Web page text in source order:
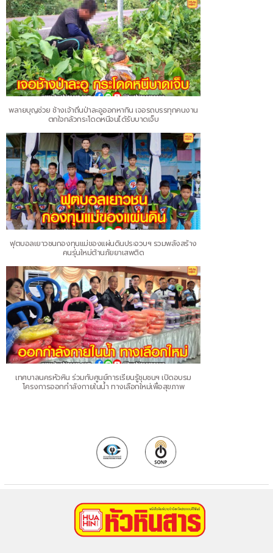
พลายบุญช่วย ช้างเจ้าถิ่นป่าละอูออกหากิน เจอรถบรรทุกคนงาน
ตกใจกลัวกระโดดหนีจนได้รับบาดเจ็บ
ฟุตบอลเยาวชนกองทุนแม่ของแผ่นดินประจวบฯ รวมพลังสร้าง
คนรุ่นใหม่ต้านภัยยาเสพติด
เทศบาลนครหัวหิน ร่วมกับศูนย์การเรียนรู้ชุมชนฯ เปิดอบรม
โครงการออกกำลังกายในน้ำ ทางเลือกใหม่เพื่อสุขภาพ